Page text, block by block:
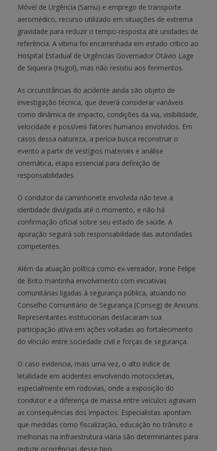
Móvel de Urgência (Samu) e emprego de transporte
aeromédico, recurso utilizado em situações de extrema
gravidade para reduzir o tempo-resposta até unidades de
referência. A vítima foi encaminhada em estado crítico ao
Hospital Estadual de Urgências Governador Otávio Lage
de Siqueira (Hugol), mas não resistiu aos ferimentos.
As circunstâncias do acidente ainda são objeto de
investigação técnica, que deverá considerar variáveis
como dinâmica de impacto, condições da via, visibilidade,
velocidade e possíveis fatores humanos envolvidos. Em
casos dessa natureza, a perícia busca reconstruir o
evento a partir de vestígios materiais e análise
cinemática, etapa essencial para definição de
responsabilidades.
O condutor da caminhonete envolvida não teve a
identidade divulgada até o momento, e não há
confirmação oficial sobre seu estado de saúde. A
apuração seguirá sob responsabilidade das autoridades
competentes.
Além da atuação política como ex-vereador, Irone Felipe
de Brito mantinha envolvimento com iniciativas
comunitárias ligadas à segurança pública, atuando no
Conselho Comunitário de Segurança (Conseg) de Anicuns.
Representantes institucionais destacaram sua
participação ativa em ações voltadas ao fortalecimento
do vínculo entre sociedade civil e forças de segurança.
O caso evidencia, mais uma vez, o alto índice de
letalidade em acidentes envolvendo motocicletas,
especialmente em rodovias, onde a exposição do
condutor e a diferença de massa entre veículos agravam
as consequências dos impactos. Especialistas apontam
que medidas como fiscalização, educação no trânsito e
melhorias na infraestrutura viária são determinantes para
reduzir ocorrências desse tipo.